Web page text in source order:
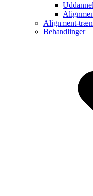
Alignment-
Behandlinger